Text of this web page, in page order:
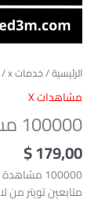
الرئيسية/خدمات x /
مشاهدات X
100000 مشاهدة تويتر x
$179,00
متابعين تويتر